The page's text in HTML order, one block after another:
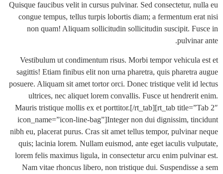
Quisque faucibus velit in cursus pulvinar. Sed consectetur,
congue tempus, tellus turpis lobortis diam; a fermentum
non quam! Aliquam sollicitudin sollicitudin suscipit.
Vestibulum ut condimentum risus. Morbi tempor
sagittis! Etiam finibus elit non urna pharetra, quis
posuere. Aliquam sit amet tortor orci. Donec tristique velit
ultrices, nec aliquet lorem convallis. Fusce ut
Mauris tristique mollis ex et porttitor.[/rt_tab][rt_tab
icon_name=”icon-line-bag”]Integer non dui dignissim,
nibh eu, placerat purus. Cras sit amet tellus tempor,
quis; lacinia lorem. Nullam euismod, ante eget iaculis
lorem felis maximus ligula, in consectetur arcu enim
Nam vitae rhoncus libero, non tristique dui.